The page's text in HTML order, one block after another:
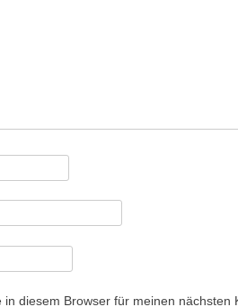
diesem Browser für meinen nächsten